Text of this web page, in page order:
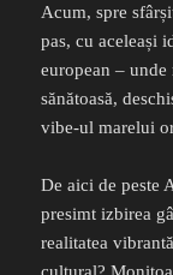
Acum, spre
pas, cu aceleași
european –
sănătoasă,
vibe-ul marelui
De aici de peste
presimt izbirea
realitatea